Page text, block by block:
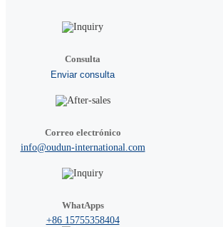
Consulta
Enviar consulta
Correo electrónico
info@oudun-international.com
WhatApps
+86 15755358404